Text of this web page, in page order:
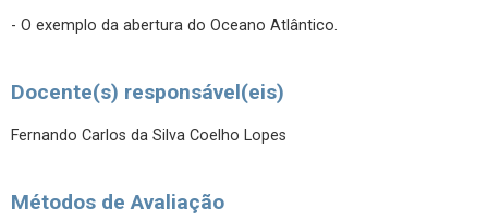
- O exemplo da abertura do Oceano Atlântico.
Docente(s) responsável(eis)
Fernando Carlos da Silva Coelho Lopes
Métodos de Avaliação